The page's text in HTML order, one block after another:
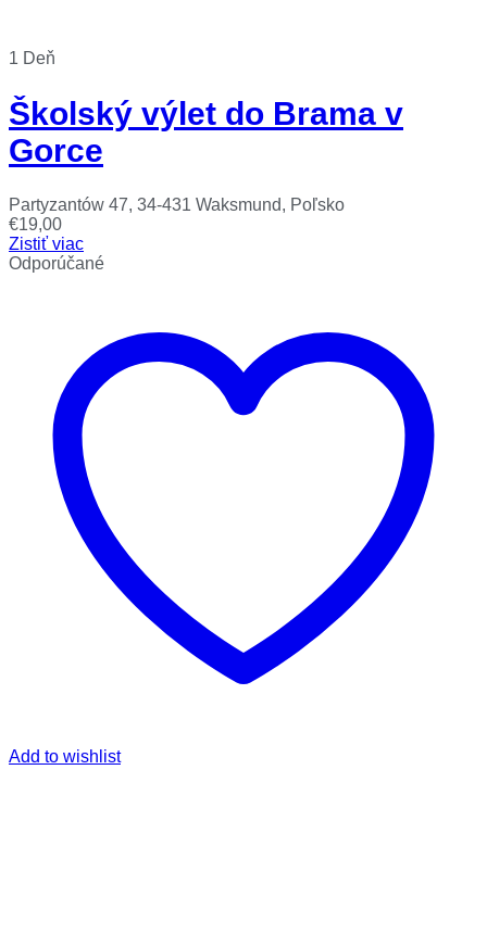
1 Deň
Školský výlet do Brama v
Gorce
Partyzantów 47, 34-431 Waksmund, Poľsko
€19,00
Zistiť viac
Odporúčané
Add to wishlist